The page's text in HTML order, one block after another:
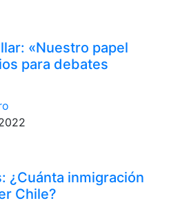
«Nuestro papel
para debates
¿Cuánta inmigración
Chile?